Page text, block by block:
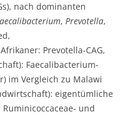
nach dominanten
, Prevotella,
Prevotella-CAG,
Faecalibacterium-
im Vergleich zu Malawi
eigentümliche
und